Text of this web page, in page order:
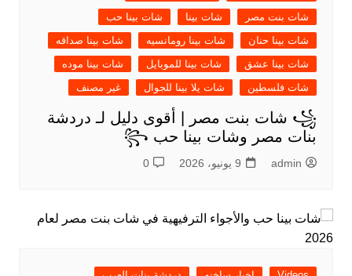
شات بنت مصر
شات بينا
شات بينا حب
شات بينا حنان
شات بينا رومانسيه
شات بينا صداقه
شات بينا عشق
شات بينا للموبايل
شات بينا موده
شات فلسطين
شات يلا بينا للجوال غير مصنف
꧁ شات بنت مصر | أقوى دليل لـ دردشة
بنات مصر وشات بينا حب ꧂
admin 9 يونيو، 2026 0